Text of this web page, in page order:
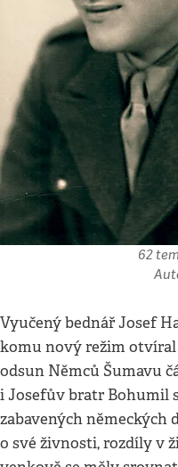
62
Vyučený bednář Josef
komu nový režim otvíral
odsun Němců Šumavu
i Josefův bratr Bohumil
zabavených německých
o své živnosti, rozdíly v